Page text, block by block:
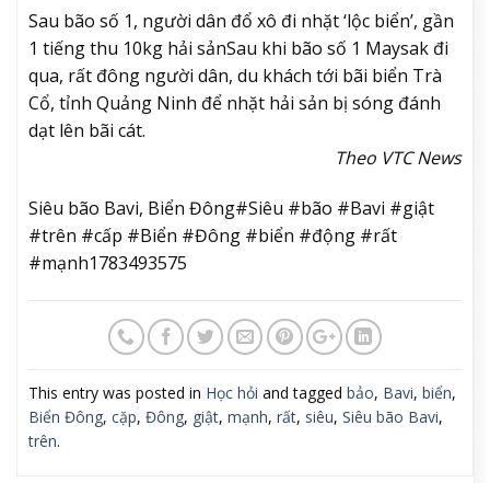
Sau bão số 1, người dân đổ xô đi nhặt ‘lộc biển’, gần
1 tiếng thu 10kg hải sảnSau khi bão số 1 Maysak đi
qua, rất đông người dân, du khách tới bãi biển Trà
Cổ, tỉnh Quảng Ninh để nhặt hải sản bị sóng đánh
dạt lên bãi cát.
Theo VTC News
Siêu bão Bavi, Biển Đông#Siêu #bão #Bavi #giật
#trên #cấp #Biển #Đông #biển #động #rất
#mạnh1783493575
This entry was posted in Học hỏi and tagged bảo, Bavi, biển,
Biển Đông, cặp, Đông, giật, mạnh, rất, siêu, Siêu bão Bavi,
trên.